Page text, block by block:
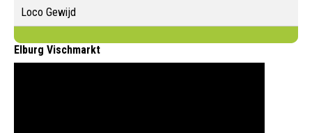
Loco Gewijd
Elburg Vischmarkt